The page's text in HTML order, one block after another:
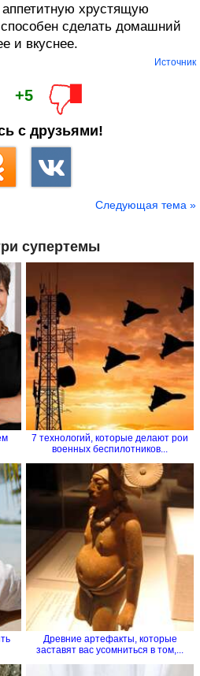
хрустящую
сделать домашний
и вкуснее.
Источник
+5
с друзьями!
Следующая тема »
супертемы
7 технологий, которые делают рои
военных беспилотников...
Древние артефакты, которые
заставят вас усомниться в том,...